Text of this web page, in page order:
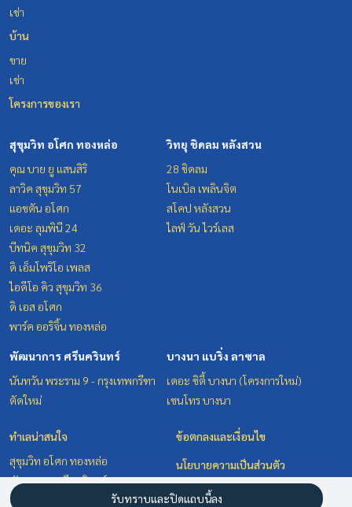
เช่า
บ้าน
ขาย
เช่า
โครงการของเรา
สุขุมวิท อโศก ทองหล่อ
คุณ บาย ยู แสนสิริ
ลาวิค สุขุมวิท 57
แอชตัน อโศก
เดอะ ลุมพินี 24
บีทนิค สุขุมวิท 32
ดิ เอ็มโพริโอ เพลส
ไอดีโอ คิว สุขุมวิท 36
ดิ เอส อโศก
พาร์ค ออริจิ้น ทองหล่อ
วิทยุ ชิดลม หลังสวน
28 ชิดลม
โนเบิล เพลินจิต
สโคป หลังสวน
ไลฟ์ วัน ไวร์เลส
พัฒนาการ ศรีนครินทร์
นันทวัน พระราม 9 - กรุงเทพกรีฑา
ตัดใหม่
บางนา แบริ่ง ลาซาล
เดอะ ซิตี้ บางนา (โครงการใหม่)
เซนโทร บางนา
ทำเลน่าสนใจ
สุขุมวิท อโศก ทองหล่อ
พัฒนาการ ศรีนครินทร์
วิทยุ ชิดลม หลังสวน
ข้อตกลงและเงื่อนไข
นโยบายความเป็นส่วนตัว
เกี่ยวกับเรา
รับทราบและปิดแถบนี้ลง